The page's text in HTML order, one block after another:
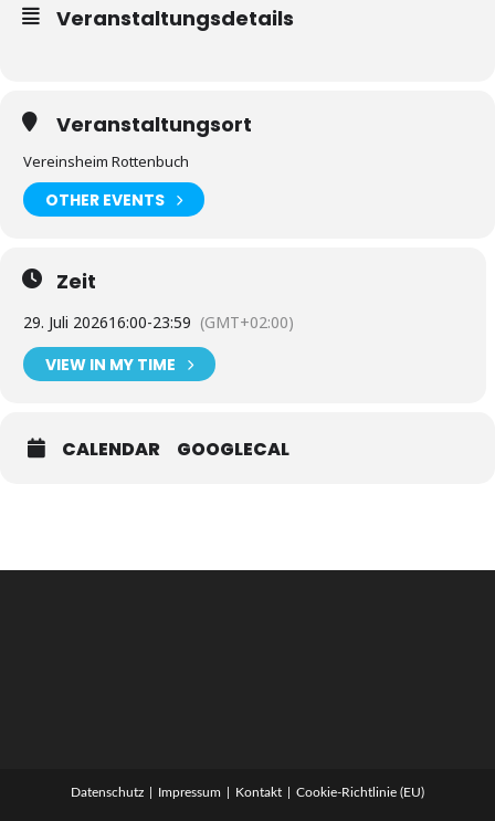
Veranstaltungsdetails
Veranstaltungsort
Vereinsheim Rottenbuch
OTHER EVENTS
Zeit
29. Juli 202616:00-23:59 (GMT+02:00)
VIEW IN MY TIME
CALENDAR GOOGLECAL
Datenschutz Impressum Kontakt Cookie-Richtlinie (EU)